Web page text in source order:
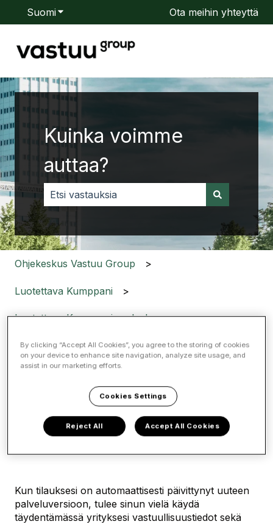
SuomiNäytä käännöksien alavalikkoOta meihin yhteyttä
Kuinka voimme
auttaa?
Ehdotuksia ei ole, koska hakukenttä on tyhjä.
Ohjekeskus Vastuu Group
Luotettava Kumppani
Luotettava Kumppani -palvelu
Luotettava Kumppani -
tietojen viimeisteleminen
automaattisen
päivittymisen jälkeen
Kun tilauksesi on automaattisesti päivittynyt uuteen
palveluversioon, tulee sinun vielä käydä
täydentämässä yrityksesi vastuullisuustiedot sekä
By clicking “Accept All Cookies”, you agree to the storing of cookies
on your device to enhance site navigation, analyze site usage, and
assist in our marketing efforts.
Cookies Settings
Reject All Accept All Cookies